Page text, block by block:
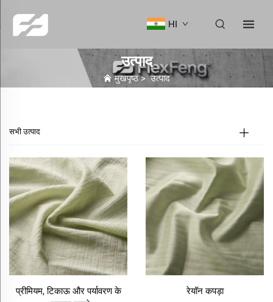
HI
उत्पाद
मुखपृष्ठ>उत्पाद
सभी उत्पाद
प्रीमियम, टिकाऊ और पर्यावरण के
रेयॉन कपड़ा